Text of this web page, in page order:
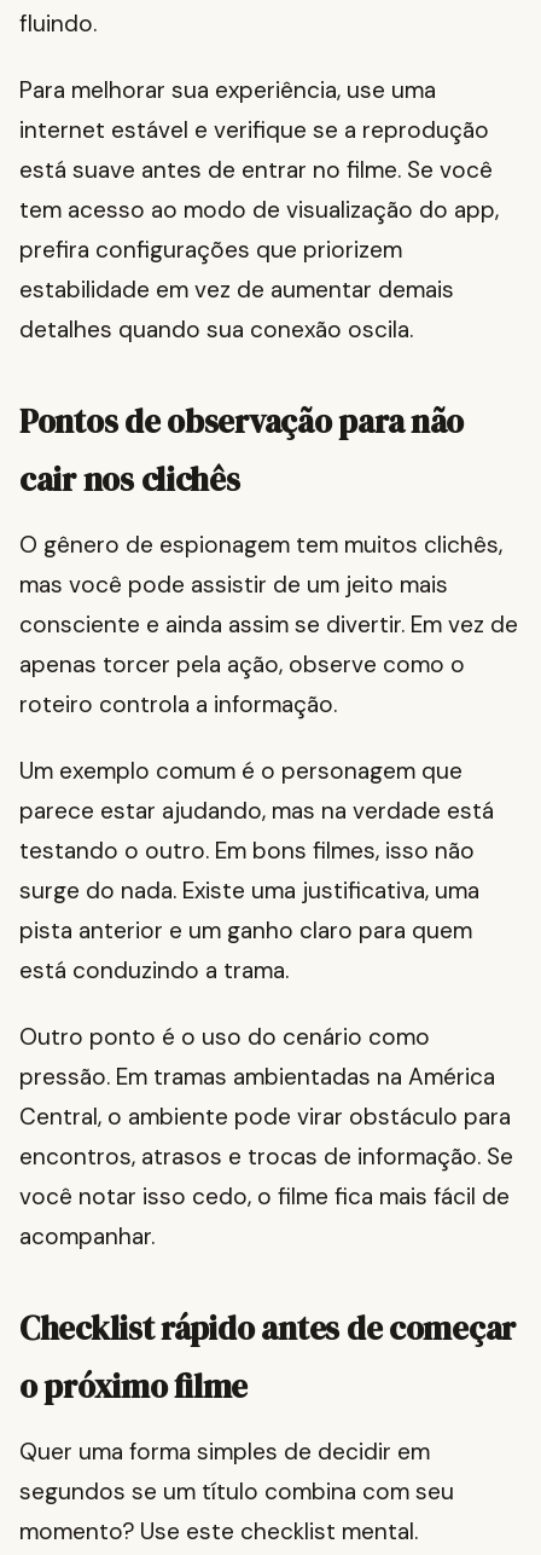
fluindo.
Para melhorar sua experiência, use uma
internet estável e verifique se a reprodução
está suave antes de entrar no filme. Se você
tem acesso ao modo de visualização do app,
prefira configurações que priorizem
estabilidade em vez de aumentar demais
detalhes quando sua conexão oscila.
Pontos de observação para não
cair nos clichês
O gênero de espionagem tem muitos clichês,
mas você pode assistir de um jeito mais
consciente e ainda assim se divertir. Em vez de
apenas torcer pela ação, observe como o
roteiro controla a informação.
Um exemplo comum é o personagem que
parece estar ajudando, mas na verdade está
testando o outro. Em bons filmes, isso não
surge do nada. Existe uma justificativa, uma
pista anterior e um ganho claro para quem
está conduzindo a trama.
Outro ponto é o uso do cenário como
pressão. Em tramas ambientadas na América
Central, o ambiente pode virar obstáculo para
encontros, atrasos e trocas de informação. Se
você notar isso cedo, o filme fica mais fácil de
acompanhar.
Checklist rápido antes de começar
o próximo filme
Quer uma forma simples de decidir em
segundos se um título combina com seu
momento? Use este checklist mental.